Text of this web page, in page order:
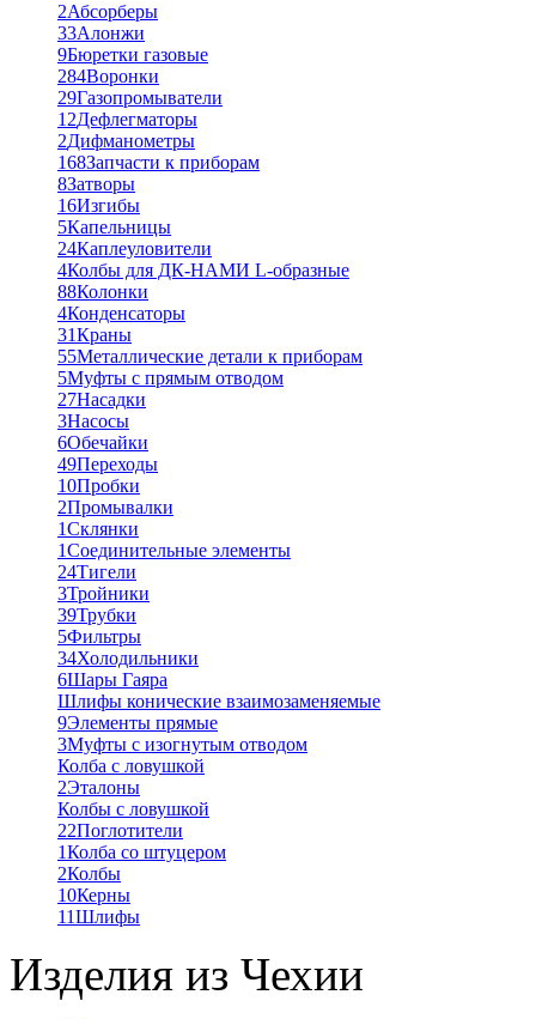
2Абсорберы
33Алонжи
9Бюретки газовые
284Воронки
29Газопромыватели
12Дефлегматоры
2Дифманометры
168Запчасти к приборам
8Затворы
16Изгибы
5Капельницы
24Каплеуловители
4Колбы для ДК-НАМИ L-образные
88Колонки
4Конденсаторы
31Краны
55Металлические детали к приборам
5Муфты с прямым отводом
27Насадки
3Насосы
6Обечайки
49Переходы
10Пробки
2Промывалки
1Склянки
1Соединительные элементы
24Тигели
3Тройники
39Трубки
5Фильтры
34Холодильники
6Шары Гаяра
Шлифы конические взаимозаменяемые
9Элементы прямые
3Муфты с изогнутым отводом
Колба с ловушкой
2Эталоны
Колбы с ловушкой
22Поглотители
1Колба со штуцером
2Колбы
10Керны
11Шлифы
Изделия из Чехии